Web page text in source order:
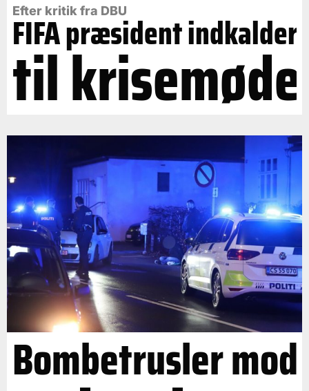
Efter kritik fra DBU
FIFA præsident indkalder
til krisemøde
Bombetrusler mod